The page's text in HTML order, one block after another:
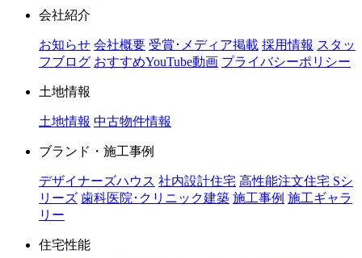
会社紹介
お知らせ 会社概要 受賞･メディア掲載 採用情報 スタッ
フブログ おすすめYouTube動画 プライバシーポリシー
土地情報
土地情報 中古物件情報
ブランド・施工事例
デザイナーズハウス 社内設計住宅 高性能注文住宅 Sシ
リーズ 歯科医院･クリニック建築 施工事例 施工ギャラ
リー
住宅性能